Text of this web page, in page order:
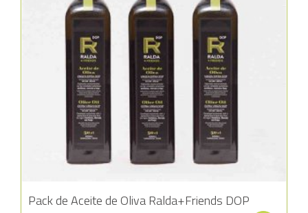
Pack de Aceite de Oliva Ralda+Friends DOP